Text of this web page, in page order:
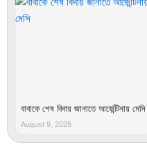
বাবাকে শেষ বিদায় জানাতে আর্জেন্টিনায় মেসি
August 9, 2026